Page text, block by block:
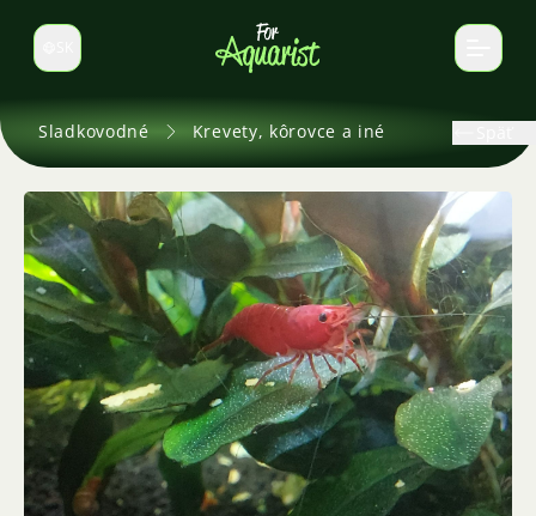
Prepnúť jazyk
Sladkovodné Krevety, kôrovce a iné